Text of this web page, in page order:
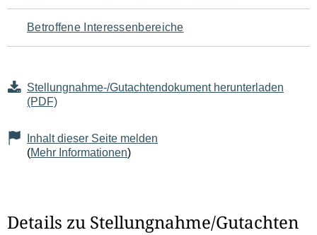
für
den
Seiteninhalt
Betroffene Interessenbereiche
Stellungnahme-/Gutachtendokument herunterladen
(PDF)
Inhalt dieser Seite melden
(Mehr Informationen)
Details zu Stellungnahme/Gutachten